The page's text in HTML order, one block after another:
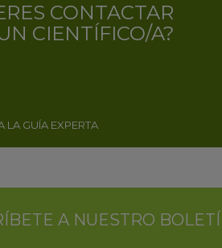
CONTACTAR
CIENTÍFICO/A?
LA GUÍA EXPERTA
A NUESTRO